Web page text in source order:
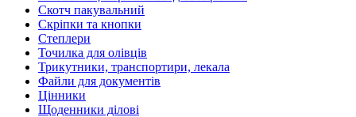
Скотч пакувальний
Скріпки та кнопки
Степлери
Точилка для олівців
Трикутники, транспортири, лекала
Файли для документів
Цінники
Щоденники ділові